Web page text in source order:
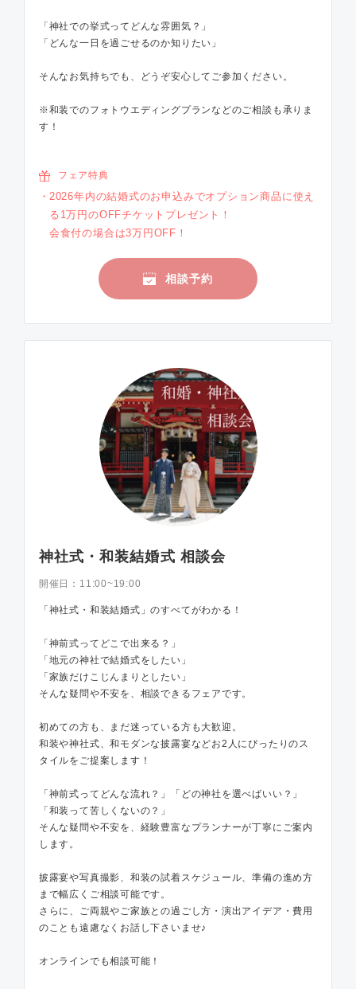
「神社での挙式ってどんな雰囲気？」
「どんな一日を過ごせるのか知りたい」
そんなお気持ちでも、どうぞ安心してご参加ください。
※和装でのフォトウエディングプランなどのご相談も承りま
す！
フェア特典
2026年内の結婚式のお申込みでオプション商品に使え
る1万円のOFFチケットプレゼント！
会食付の場合は3万円OFF！
相談予約
神社式・和装結婚式 相談会
開催日： 11:00~19:00
「神社式・和装結婚式」のすべてがわかる！
「神前式ってどこで出来る？」
「地元の神社で結婚式をしたい」
「家族だけこじんまりとしたい」
そんな疑問や不安を、相談できるフェアです。
初めての方も、まだ迷っている方も大歓迎。
和装や神社式、和モダンな披露宴などお2人にぴったりのス
タイルをご提案します！
「神前式ってどんな流れ？」「どの神社を選べばいい？」
「和装って苦しくないの？」
そんな疑問や不安を、経験豊富なプランナーが丁寧にご案内
します。
披露宴や写真撮影、和装の試着スケジュール、準備の進め方
まで幅広くご相談可能です。
さらに、ご両親やご家族との過ごし方・演出アイデア・費用
のことも遠慮なくお話し下さいませ♪
オンラインでも相談可能！